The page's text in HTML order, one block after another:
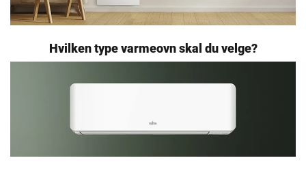
Hvilken type varmeovn skal du velge?